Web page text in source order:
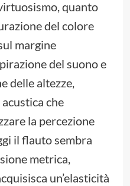
quanto
del colore
margine
del suono e
delle altezze,
che
la percezione
il flauto sembra
metrica,
un’elasticità